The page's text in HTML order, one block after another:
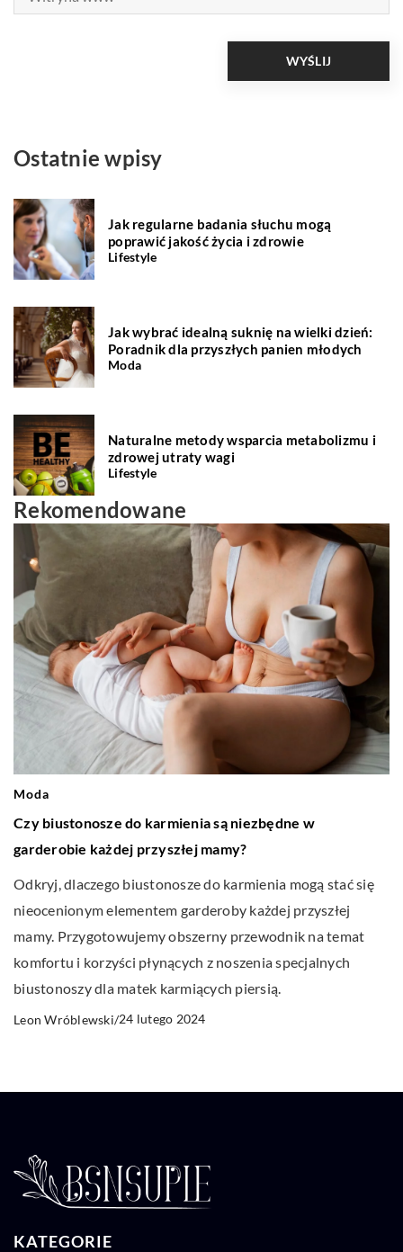
Ostatnie wpisy
Jak regularne badania słuchu mogą
poprawić jakość życia i zdrowie
Lifestyle
Jak wybrać idealną suknię na wielki dzień:
Poradnik dla przyszłych panien młodych
Moda
Naturalne metody wsparcia metabolizmu i
zdrowej utraty wagi
Lifestyle
Rekomendowane
Moda
Czy biustonosze do karmienia są niezbędne w
garderobie każdej przyszłej mamy?
Odkryj, dlaczego biustonosze do karmienia mogą stać się
nieocenionym elementem garderoby każdej przyszłej
mamy. Przygotowujemy obszerny przewodnik na temat
komfortu i korzyści płynących z noszenia specjalnych
biustonoszy dla matek karmiących piersią.
Leon Wróblewski/24 lutego 2024
KATEGORIE